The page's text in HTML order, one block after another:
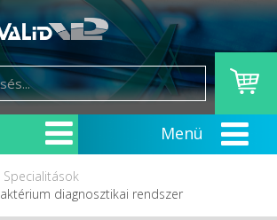
Specialitások
diagnosztikai rendszer